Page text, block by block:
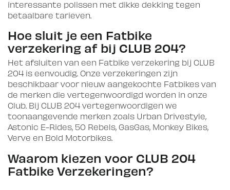
interessante polissen met dikke dekking tegen
betaalbare tarieven.
Hoe sluit je een Fatbike
verzekering af bij CLUB 204?
Het afsluiten van een Fatbike verzekering bij CLUB
204 is eenvoudig. Onze verzekeringen zijn
beschikbaar voor nieuw aangekochte Fatbikes van
de merken die vertegenwoordigd worden in onze
Club. Bij CLUB 204 vertegenwoordigen we
toonaangevende merken zoals Urban Drivestyle,
Astonic E-Rides, 50 Rebels, GasGas, Monkey Bikes,
Verve en Bold Motorbikes.
Waarom kiezen voor CLUB 204
Fatbike Verzekeringen?